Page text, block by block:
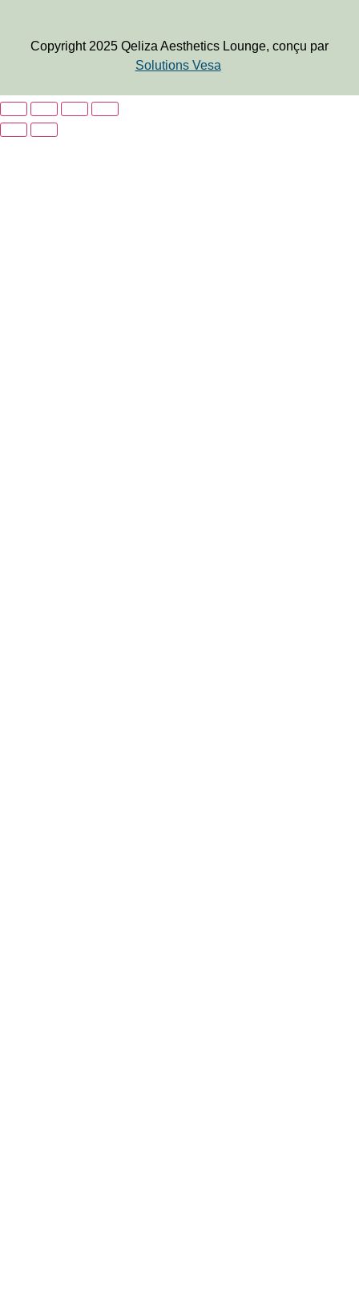
Copyright 2025 Qeliza Aesthetics Lounge, conçu par
Solutions Vesa